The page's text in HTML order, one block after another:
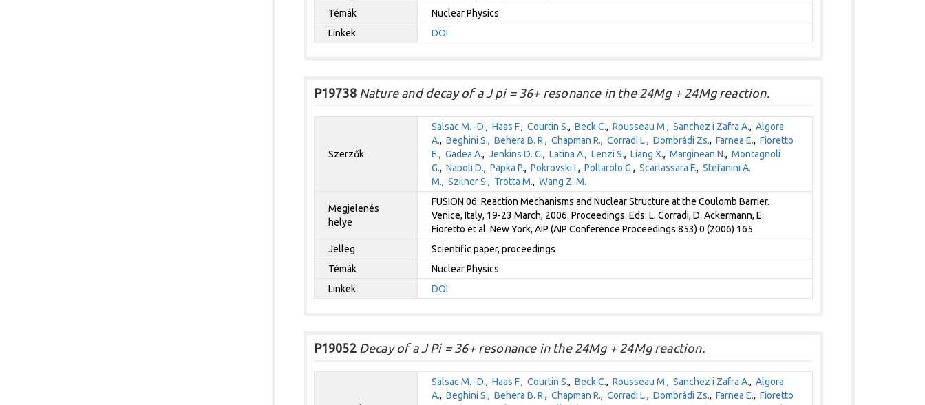
Témák
Nuclear Physics
Linkek
DOI
P19738Nature and decay of a J pi = 36+ resonance in the 24Mg + 24Mg reaction.
Szerzők
Salsac M. -D., Haas F., Courtin S., Beck C., Rousseau M., Sanchez i Zafra A., Algora
A., Beghini S., Behera B. R., Chapman R., Corradi L., Dombrádi Zs., Farnea E., Fioretto
E., Gadea A., Jenkins D. G., Latina A., Lenzi S., Liang X., Marginean N., Montagnoli
G., Napoli D., Papka P., Pokrovski I., Pollarolo G., Scarlassara F., Stefanini A.
M., Szilner S., Trotta M., Wang Z. M.
Megjelenés
helye
FUSION 06: Reaction Mechanisms and Nuclear Structure at the Coulomb Barrier.
Venice, Italy, 19-23 March, 2006. Proceedings. Eds: L. Corradi, D. Ackermann, E.
Fioretto et al. New York, AIP (AIP Conference Proceedings 853) 0 (2006) 165
Jelleg
Scientific paper, proceedings
Témák
Nuclear Physics
Linkek
DOI
P19052Decay of a J Pi = 36+ resonance in the 24Mg + 24Mg reaction.
Salsac M. -D., Haas F., Courtin S., Beck C., Rousseau M., Sanchez i Zafra A., Algora
A., Beghini S., Behera B. R., Chapman R., Corradi L., Dombrádi Zs., Farnea E., Fioretto